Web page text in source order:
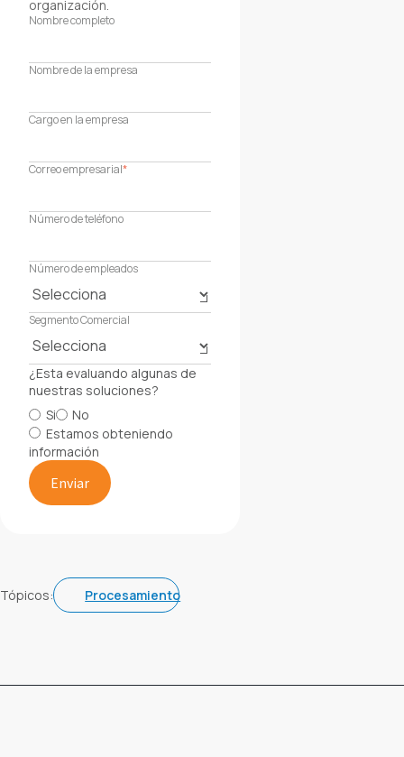
organización.
Nombre completo
Nombre de la empresa
Cargo en la empresa
Correo empresarial*
Número de teléfono
Número de empleados
Segmento Comercial
¿Esta evaluando algunas de
nuestras soluciones?
Si
No
Estamos obteniendo
información
Tópicos: Procesamiento